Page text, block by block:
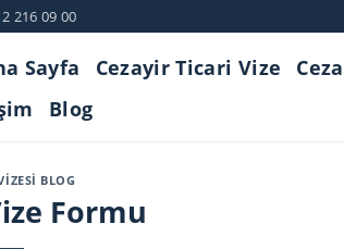
216 09 00
Sayfa Cezayir Ticari Vize
Blog
BLOG
Formu